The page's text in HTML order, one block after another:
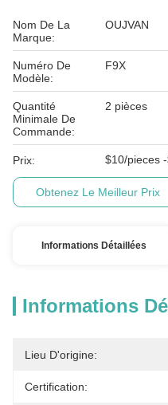
Nom De La
Marque:
OUJVAN
Numéro De
Modèle:
F9X
Quantité
Minimale De
Commande:
2 pièces
Prix: $10/pieces
Obtenez Le Meilleur Prix
Informations Détaillées
Informations
Lieu D'origine:
Certification: